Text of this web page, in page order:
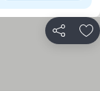
Partilhar